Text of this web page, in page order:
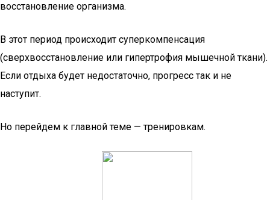
восстановление организма.
В этот период происходит суперкомпенсация
(сверхвосстановление или гипертрофия мышечной ткани).
Если отдыха будет недостаточно, прогресс так и не
наступит.
Но перейдем к главной теме — тренировкам.